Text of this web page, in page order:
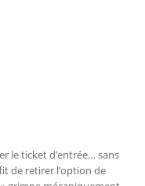
le ticket d’entrée… sans
de retirer l’option de